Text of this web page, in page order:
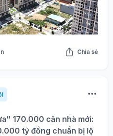
Chia sẻ
170.000 căn nhà mới:
tỷ đồng chuẩn bị lộ